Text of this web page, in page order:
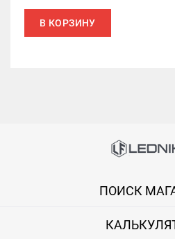
В КОРЗИНУ
ПОИСК